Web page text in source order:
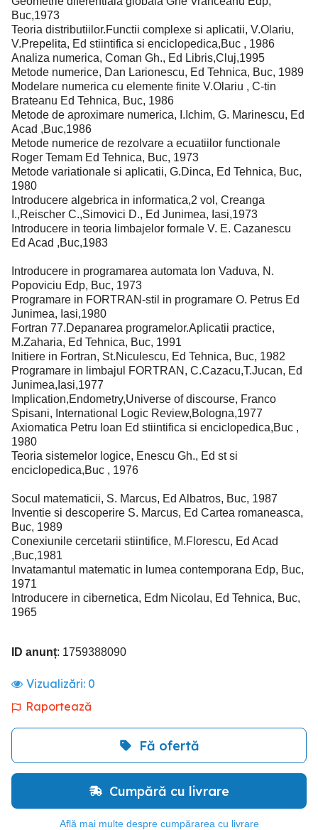
Buc,1973
Teoria distributiilor.Functii complexe si aplicatii, V.Olariu,
V.Prepelita, Ed stiintifica si enciclopedica,Buc , 1986
Analiza numerica, Coman Gh., Ed Libris,Cluj,1995
Metode numerice, Dan Larionescu, Ed Tehnica, Buc, 1989
Modelare numerica cu elemente finite V.Olariu , C-tin
Brateanu Ed Tehnica, Buc, 1986
Metode de aproximare numerica, I.Ichim, G. Marinescu, Ed
Acad ,Buc,1986
Metode numerice de rezolvare a ecuatiilor functionale
Roger Temam Ed Tehnica, Buc, 1973
Metode variationale si aplicatii, G.Dinca, Ed Tehnica, Buc,
1980
Introducere algebrica in informatica,2 vol, Creanga
I.,Reischer C.,Simovici D., Ed Junimea, Iasi,1973
Introducere in teoria limbajelor formale V. E. Cazanescu
Ed Acad ,Buc,1983
Introducere in programarea automata Ion Vaduva, N.
Popoviciu Edp, Buc, 1973
Programare in FORTRAN-stil in programare O. Petrus Ed
Junimea, Iasi,1980
Fortran 77.Depanarea programelor.Aplicatii practice,
M.Zaharia, Ed Tehnica, Buc, 1991
Initiere in Fortran, St.Niculescu, Ed Tehnica, Buc, 1982
Programare in limbajul FORTRAN, C.Cazacu,T.Jucan, Ed
Junimea,Iasi,1977
Implication,Endometry,Universe of discourse, Franco
Spisani, International Logic Review,Bologna,1977
Axiomatica Petru Ioan Ed stiintifica si enciclopedica,Buc ,
1980
Teoria sistemelor logice, Enescu Gh., Ed st si
enciclopedica,Buc , 1976
Socul matematicii, S. Marcus, Ed Albatros, Buc, 1987
Inventie si descoperire S. Marcus, Ed Cartea romaneasca,
Buc, 1989
Conexiunile cercetarii stiintifice, M.Florescu, Ed Acad
,Buc,1981
Invatamantul matematic in lumea contemporana Edp, Buc,
1971
Introducere in cibernetica, Edm Nicolau, Ed Tehnica, Buc,
1965
ID anunț: 1759388090
Vizualizări: 0
Raportează
Fă ofertă
Cumpără cu livrare
Află mai multe despre cumpărarea cu livrare